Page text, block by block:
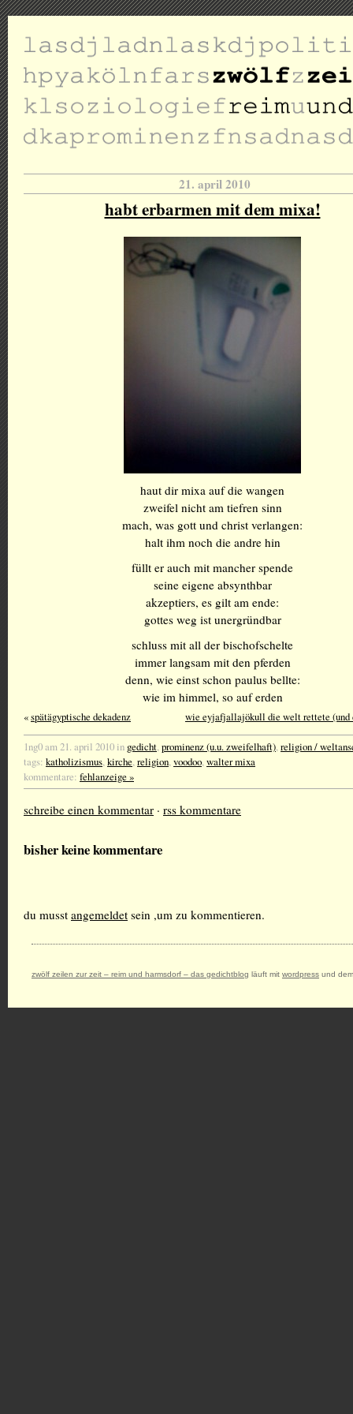
21. april 2010
habt erbarmen mit dem mixa!
haut dir mixa auf die wangen
zweifel nicht am tiefren sinn
mach, was gott und christ verlangen:
halt ihm noch die andre hin
füllt er auch mit mancher spende
seine eigene absynthbar
akzeptiers, es gilt am ende:
gottes weg ist unergründbar
schluss mit all der bischofschelte
immer langsam mit den pferden
denn, wie einst schon paulus bellte:
wie im himmel, so auf erden
«spätägyptische dekadenz wie eyjafjallajökull die welt rettete (und
1ng0 am 21. april 2010 in gedicht,prominenz (u.u. zweifelhaft),religion /
tags: katholizismus,kirche,religion,voodoo,walter mixa
kommentare: fehlanzeige »
schreibe einen kommentar · rss kommentare
bisher keine kommentare
du musst angemeldet sein ,um zu kommentieren.
zwölf zeilen zur zeit – reim und harmsdorf – das gedichtblog läuft mit wordpress und